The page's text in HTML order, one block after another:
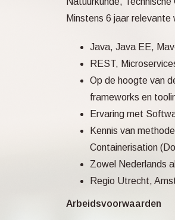
Minstens 6 jaar
Java, Java EE,
REST,
Op de hoogte van
frameworks en
Ervaring met
Kennis van
Containerisation
Zowel Nederlands
Regio Utrecht,
Arbeidsvoorwaarden